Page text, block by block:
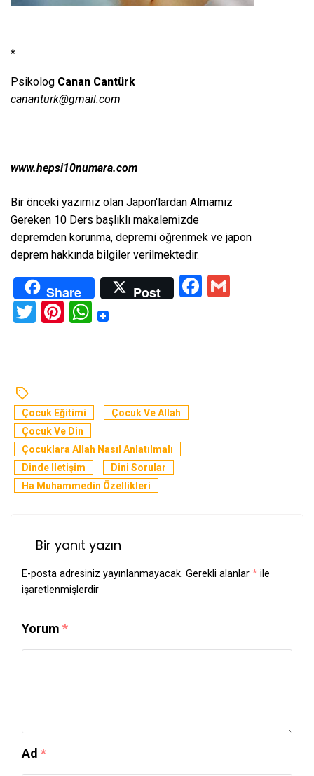
*
Psikolog Canan Cantürk
cananturk@gmail.com
www.hepsi10numara.com
Bir önceki yazımız olan Japon'lardan Almamız
Gereken 10 Ders başlıklı makalemizde
depremden korunma, depremi öğrenmek ve japon
deprem hakkında bilgiler verilmektedir.
Share Post Facebook
Twitter
Pinterest
WhatsApp
Çocuk Eğitimi
Çocuk Ve Allah
Çocuk Ve Din
Çocuklara Allah Nasıl Anlatılmalı
Dinde Iletişim
Dini Sorular
Ha Muhammedin Özellikleri
Bir yanıt yazın
E-posta adresiniz yayınlanmayacak. Gerekli alanlar * ile
işaretlenmişlerdir
Yorum *
Ad *